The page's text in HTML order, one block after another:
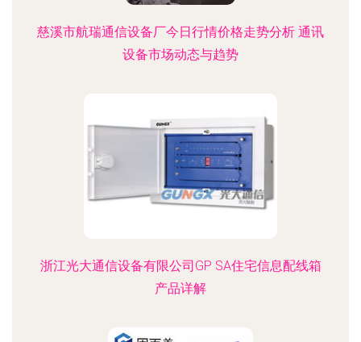
慈溪市航瑞通信设备厂今日行情价格走势分析 通讯
设备市场动态与趋势
浙江光大通信设备有限公司GP SA住宅信息配线箱
产品详解